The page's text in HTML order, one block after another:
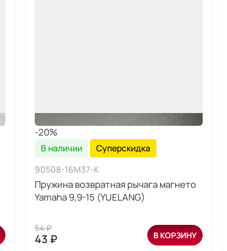
-20%
В наличии
Суперскидка
90508-16M37-K
Пружина возвратная рычага магнето
Yamaha 9,9-15 (YUELANG)
54 ₽
43 ₽ В КОРЗИНУ